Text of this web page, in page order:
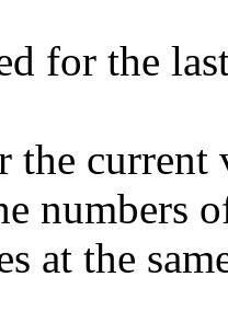
for the
the
numbers
at the